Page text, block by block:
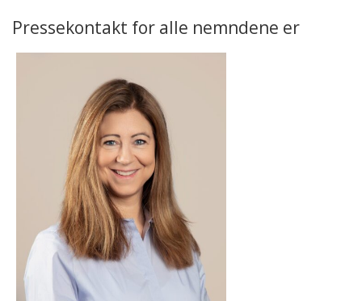
Pressekontakt for alle nemndene er